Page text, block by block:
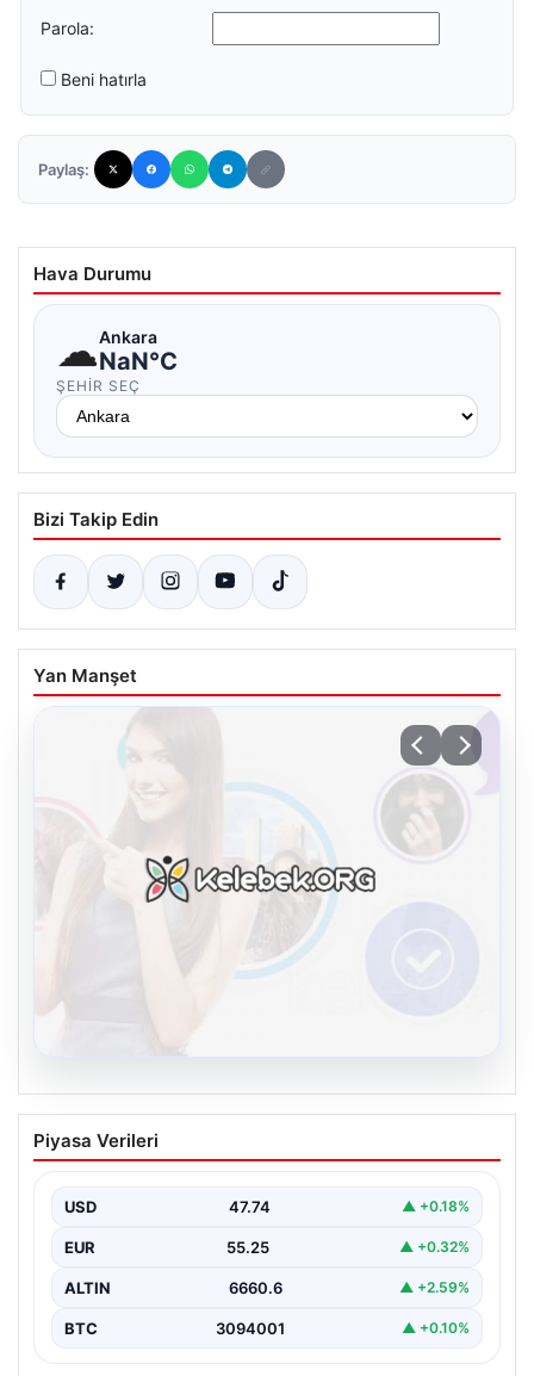
Parola:
Beni hatırla
Paylaş:
Hava Durumu
☁Ankara
NaN°C
ŞEHIR SEÇ
Bizi Takip Edin
Yan Manşet
07.08.2026
mensubunun ablası gözaltına alındı
Piyasa Verileri
USD 47.74 ▲ +0.18%
EUR 55.25 ▲ +0.32%
ALTIN 6660.6 ▲ +2.59%
BTC 3094001 ▲ +0.10%
Son Eklenen Haberler